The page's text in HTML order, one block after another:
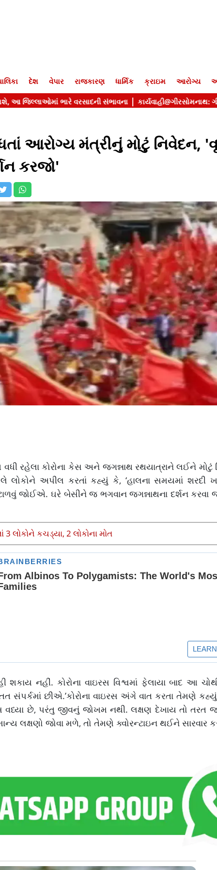
દેશ વેપાર રાજકારણ ધાર્મિક ક્રાઇમ આરોગ્ય
આરોગ્ય મંત્રીનું મોટું નિવેદન,
કરજો'
રહેલા કોરોના કેસ અને જગન્નાથ રથયાત્રાને લઈને
અપીલ કરતાં કહ્યું કે, ‘હાલના સમયમાં શરદી
ટાળવું જોઈએ. ઘરે બેસીને જ ભગવાન જગન્નાથના દર્શન કરવા
લોકોને કચડ્યા, 2 લોકોના મોત
શકાય નહીં. કોરોના વાઇરસ વિશ્વમાં ફેલાયા બાદ આ
છીએ.’કોરોના વાઇરસ અંગે વાત કરતા તેમણે કહ્યું
વધ્યા છે, પરંતુ જીવનું જોખમ નથી. લક્ષણ દેખાય તો તરત જ
લક્ષણો જોવા મળે, તો તેમણે ક્વોરન્ટાઇન થઈને સારવાર